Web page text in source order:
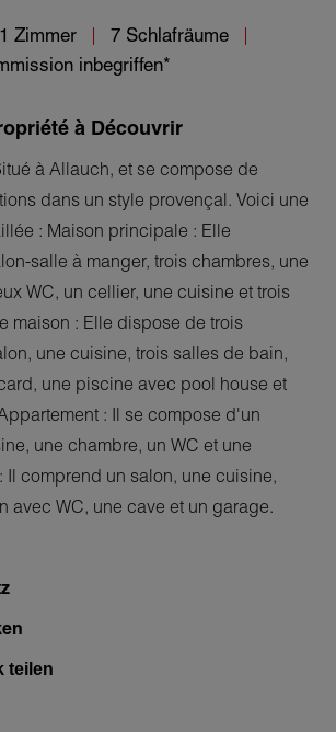
Zimmer
7 Schlafräume
inbegriffen*
à Découvrir
à Allauch, et se compose de
dans un style provençal. Voici une
: Maison principale : Elle
salle à manger, trois chambres, une
WC, un cellier, une cuisine et trois
maison : Elle dispose de trois
une cuisine, trois salles de bain,
une piscine avec pool house et
: Il se compose d'un
une chambre, un WC et une
Il comprend un salon, une cuisine,
avec WC, une cave et un garage.
teilen